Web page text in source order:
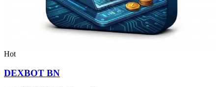
Hot
DEXBOT BN